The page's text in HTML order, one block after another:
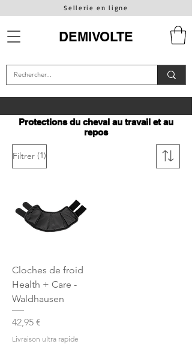
Sellerie en ligne
DEMIVOLTE
Protections du cheval au travail et au
repos
Filtrer (1)
Cloches de froid
Health + Care -
Waldhausen
Prix
42,95 €
Livraison ultra rapide